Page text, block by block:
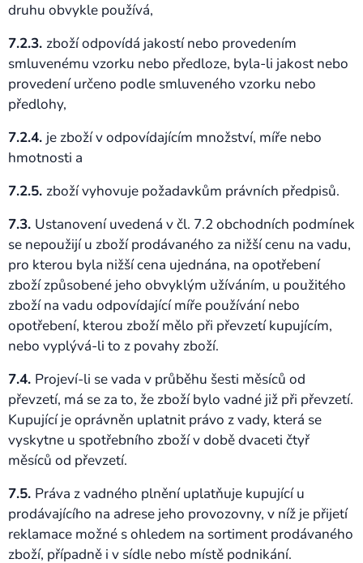
druhu obvykle používá,
7.2.3. zboží odpovídá jakostí nebo provedením
smluvenému vzorku nebo předloze, byla-li jakost nebo
provedení určeno podle smluveného vzorku nebo
předlohy,
7.2.4. je zboží v odpovídajícím množství, míře nebo
hmotnosti a
7.2.5. zboží vyhovuje požadavkům právních předpisů.
7.3. Ustanovení uvedená v čl. 7.2 obchodních podmínek
se nepoužijí u zboží prodávaného za nižší cenu na vadu,
pro kterou byla nižší cena ujednána, na opotřebení
zboží způsobené jeho obvyklým užíváním, u použitého
zboží na vadu odpovídající míře používání nebo
opotřebení, kterou zboží mělo při převzetí kupujícím,
nebo vyplývá-li to z povahy zboží.
7.4. Projeví-li se vada v průběhu šesti měsíců od
převzetí, má se za to, že zboží bylo vadné již při převzetí.
Kupující je oprávněn uplatnit právo z vady, která se
vyskytne u spotřebního zboží v době dvaceti čtyř
měsíců od převzetí.
7.5. Práva z vadného plnění uplatňuje kupující u
prodávajícího na adrese jeho provozovny, v níž je přijetí
reklamace možné s ohledem na sortiment prodávaného
zboží, případně i v sídle nebo místě podnikání.